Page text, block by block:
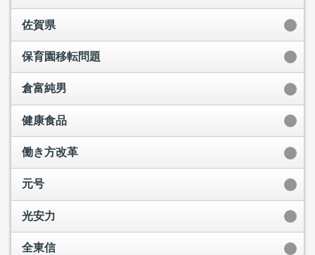
佐賀県
保育園移転問題
倉富純男
健康食品
働き方改革
元号
光安力
全東信